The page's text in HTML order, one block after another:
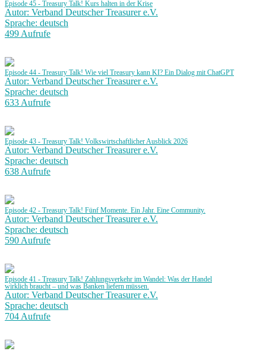
Episode 45 - Treasury Talk! Kurs halten in der Krise
Autor: Verband Deutscher Treasurer e.V.
Sprache: deutsch
499 Aufrufe
Episode 44 - Treasury Talk! Wie viel Treasury kann KI? Ein Dialog mit ChatGPT
Autor: Verband Deutscher Treasurer e.V.
Sprache: deutsch
633 Aufrufe
Episode 43 - Treasury Talk! Volkswirtschaftlicher Ausblick 2026
Autor: Verband Deutscher Treasurer e.V.
Sprache: deutsch
638 Aufrufe
Episode 42 - Treasury Talk! Fünf Momente. Ein Jahr. Eine Community.
Autor: Verband Deutscher Treasurer e.V.
Sprache: deutsch
590 Aufrufe
Episode 41 - Treasury Talk! Zahlungsverkehr im Wandel: Was der Handel
wirklich braucht – und was Banken liefern müssen.
Autor: Verband Deutscher Treasurer e.V.
Sprache: deutsch
704 Aufrufe